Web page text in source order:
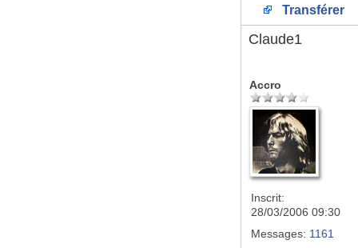
Transférer
Claude1
Accro
Inscrit:
28/03/2006 09:30
Messages: 1161